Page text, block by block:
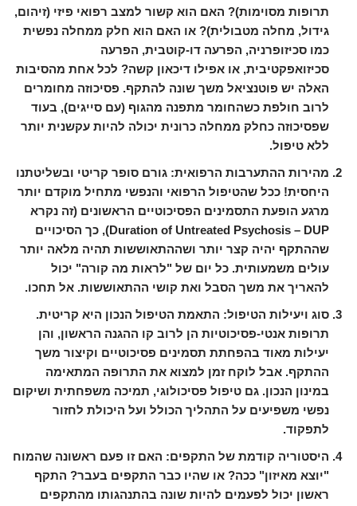
תרופות מסוימות)? האם הוא קשור למצב רפואי פיזי (זיהום,
גידול, מחלה מטבולית)? או האם הוא חלק ממחלה נפשית
כמו סכיזופרניה, הפרעה דו-קוטבית, הפרעה
סכיזואפקטיבית, או אפילו דיכאון קשה? לכל אחת מהסיבות
האלה יש פוטנציאל משך שונה להתקף. פסיכוזה מחומרים
לרוב חולפת כשהחומר מתפנה מהגוף (עם סייגים), בעוד
שפסיכוזה כחלק ממחלה כרונית יכולה להיות עקשנית יותר
ללא טיפול.
מהירות ההתערבות הרפואית: גורם סופר קריטי ובשליטתנו
היחסית! ככל שהטיפול הרפואי והנפשי מתחיל מוקדם יותר
מרגע הופעת התסמינים הפסיכוטיים הראשונים (זה נקרא
Duration of Untreated Psychosis – DUP), כך הסיכויים
שההתקף יהיה קצר יותר ושההתאוששות תהיה מלאה יותר
עולים משמעותית. כל יום של "לראות מה קורה" יכול
להאריך את משך הסבל ואת קושי ההתאוששות. אל תחכו.
סוג ויעילות הטיפול: התאמת הטיפול הנכון היא קריטית.
תרופות אנטי-פסיכוטיות הן לרוב קו ההגנה הראשון, והן
יעילות מאוד בהפחתת תסמינים פסיכוטיים וקיצור משך
ההתקף. אבל לוקח זמן למצוא את התרופה המתאימה
במינון הנכון. גם טיפול פסיכולוגי, תמיכה משפחתית ושיקום
נפשי משפיעים על התהליך הכולל ועל היכולת לחזור
לתפקוד.
היסטוריה קודמת של התקפים: האם זו פעם ראשונה שהמוח
"יוצא מאיזון" ככה? או שהיו כבר התקפים בעבר? התקף
ראשון יכול לפעמים להיות שונה בהתנהגותו מהתקפים